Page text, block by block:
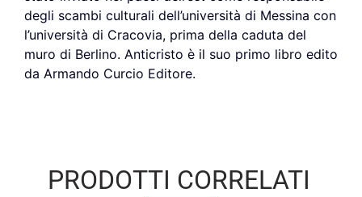
degli scambi culturali dell’università di Messina con
l’università di Cracovia, prima della caduta del
muro di Berlino. Anticristo è il suo primo libro edito
da Armando Curcio Editore.
PRODOTTI CORRELATI